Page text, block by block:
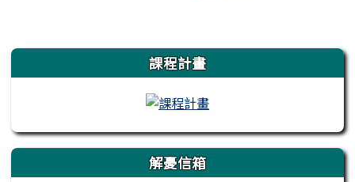
左邊區域內容 課程計畫
解憂信箱